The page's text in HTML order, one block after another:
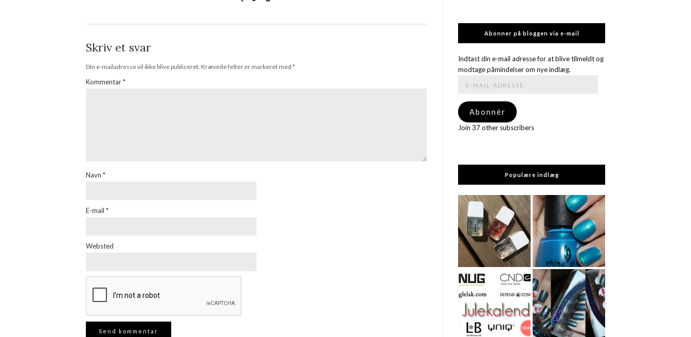
Skriv et svar
Din e-mailadresse vil ikke blive publiceret. Krævede felter er markeret med *
Kommentar*
Navn *
E-mail *
Websted
Abonner på bloggen via e-mail
Indtast din e-mail adresse for at blive tilmeldt og
modtage påmindelser om nye indlæg.
adresse
Abonnér
Join 37 other subscribers
Populære indlæg